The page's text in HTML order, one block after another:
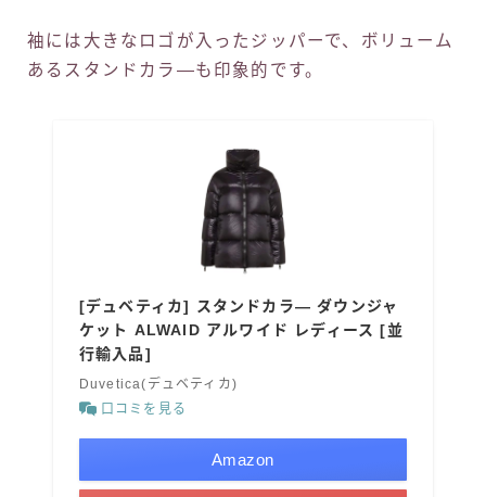
袖には大きなロゴが入ったジッパーで、ボリューム
あるスタンドカラ―も印象的です。
[デュベティカ] スタンドカラ— ダウンジャ
ケット ALWAID アルワイド レディース [並
行輸入品]
Duvetica(デュベティカ)
口コミを見る
Amazon